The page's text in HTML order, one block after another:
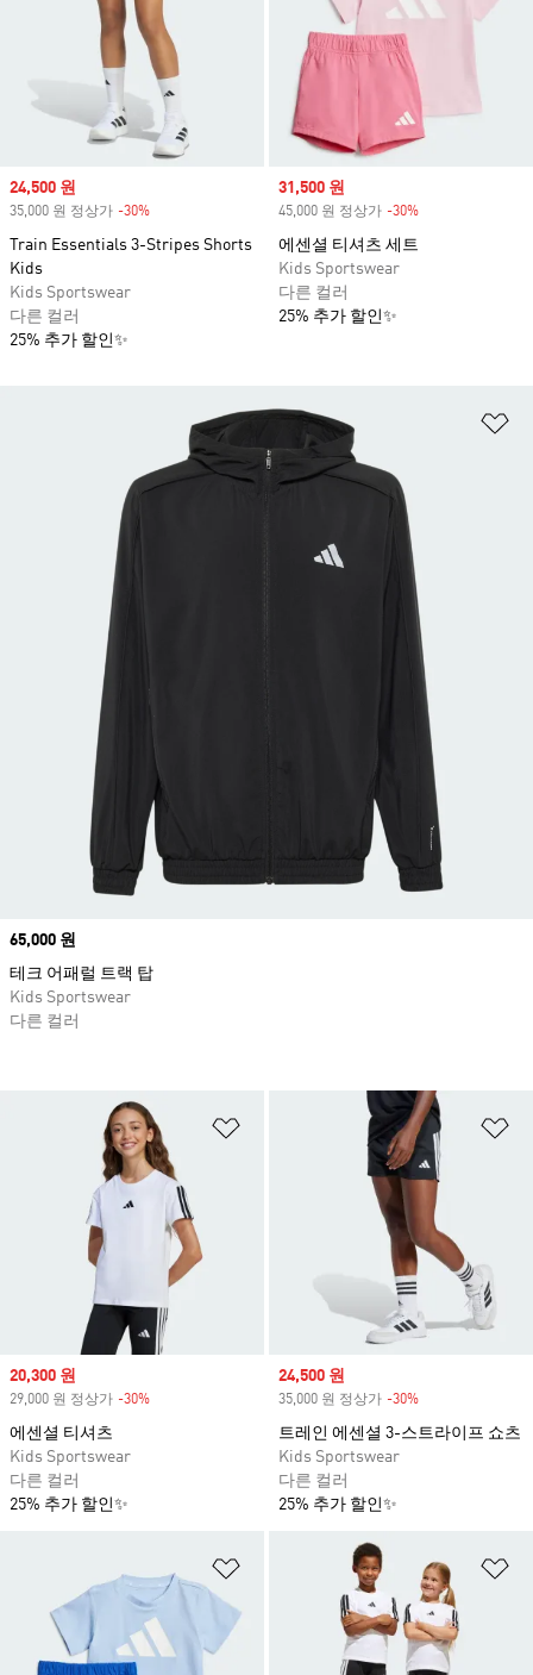
Sale price
24,500 원
35,000 원 정상가 -30%
Train Essentials 3-Stripes Shorts
Kids
Kids Sportswear
다른 컬러
25% 추가 할인✨
Sale price
31,500 원
45,000 원 정상가 -30%
에센셜 티셔츠 세트
Kids Sportswear
다른 컬러
25% 추가 할인✨
위시리스트 담기
Sale price
20,300 원
29,000 원 정상가 -30%
에센셜 티셔츠
Kids Sportswear
다른 컬러
25% 추가 할인✨
Sale price
24,500 원
35,000 원 정상가 -30%
트레인 에센셜 3-스트라이프 쇼츠
Kids Sportswear
다른 컬러
25% 추가 할인✨
위시리스트 담기
Price
65,000 원
테크 어패럴 트랙 탑
Kids Sportswear
다른 컬러